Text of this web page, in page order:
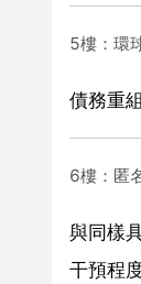
5樓：環
債務重
6樓：匿
與同樣
干預程